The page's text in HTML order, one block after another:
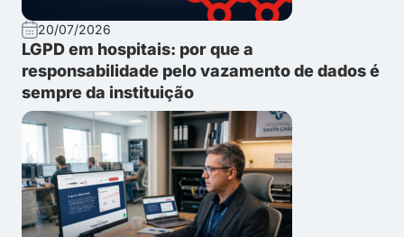
20/07/2026
LGPD em hospitais: por que a
responsabilidade pelo vazamento de dados é
sempre da instituição